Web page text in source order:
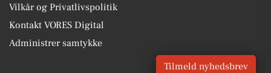
Vilkår og Privatlivspolitik
Kontakt VORES Digital
Administrer samtykke
Tilmeld nyhedsbrev